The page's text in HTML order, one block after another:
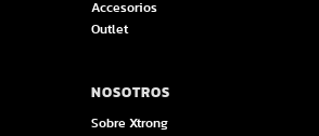
Accesorios
Outlet
NOSOTROS
Sobre Xtrong